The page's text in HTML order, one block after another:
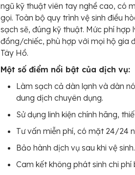
ngũ kỹ thuật viên tay nghề cao, có
gọi. Toàn bộ quy trình vệ sinh điều
sạch sẽ, đúng kỹ thuật. Mức phí hợp
đồng/chiếc, phù hợp với mọi hộ gia
Tây Hồ.
Một số điểm nổi bật của dịch vụ:
Làm sạch cả dàn lạnh và dàn
dung dịch chuyên dụng.
Sử dụng linh kiện chính hãng,
Tư vấn miễn phí, có mặt 24/24
Bảo hành dịch vụ sau khi vệ sinh.
Cam kết không phát sinh chi phí